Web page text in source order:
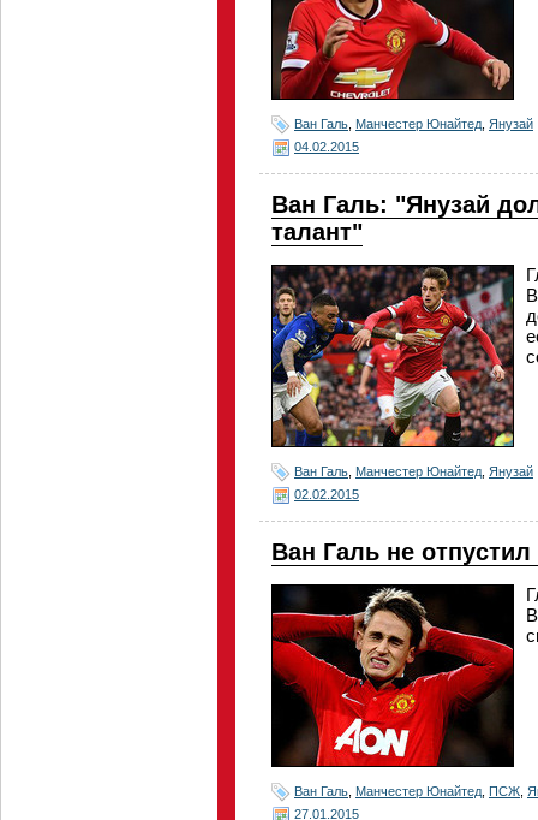
Ван Галь Манчестер Юнайтед Янузай
04.02.2015
Ван Галь: "Янузай
талант"
Ван Галь Манчестер Юнайтед Янузай
02.02.2015
Ван Галь не
Ван Галь Манчестер Юнайтед ПСЖ
27.01.2015